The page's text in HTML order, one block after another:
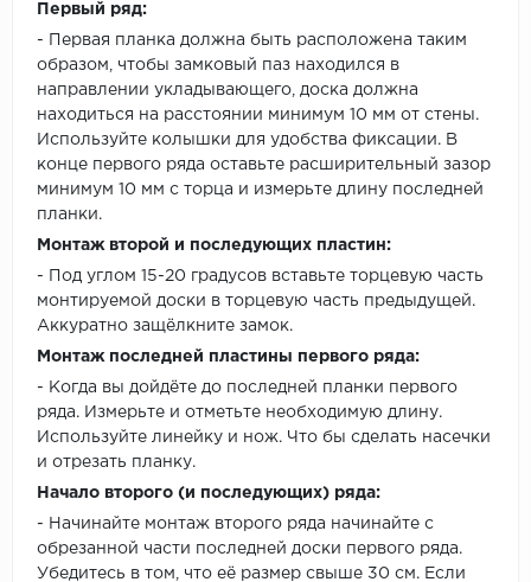
Первый ряд:
- Первая планка должна быть расположена таким
образом, чтобы замковый паз находился в
направлении укладывающего, доска должна
находиться на расстоянии минимум 10 мм от стены.
Используйте колышки для удобства фиксации. В
конце первого ряда оставьте расширительный зазор
минимум 10 мм с торца и измерьте длину последней
планки.
Монтаж второй и последующих пластин:
- Под углом 15-20 градусов вставьте торцевую часть
монтируемой доски в торцевую часть предыдущей.
Аккуратно защёлкните замок.
Монтаж последней пластины первого ряда:
- Когда вы дойдёте до последней планки первого
ряда. Измерьте и отметьте необходимую длину.
Используйте линейку и нож. Что бы сделать насечки
и отрезать планку.
Начало второго (и последующих) ряда:
- Начинайте монтаж второго ряда начинайте с
обрезанной части последней доски первого ряда.
Убедитесь в том, что её размер свыше 30 см. Если